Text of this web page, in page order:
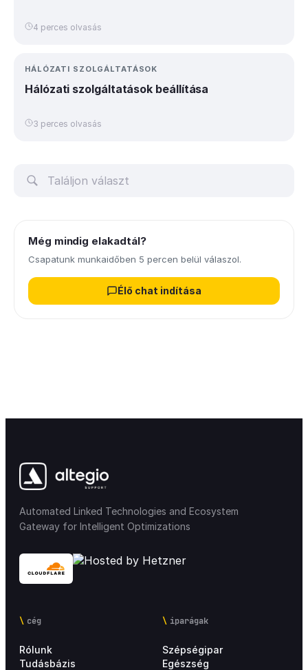
4 perces olvasás
HÁLÓZATI SZOLGÁLTATÁSOK
Hálózati szolgáltatások beállítása
3 perces olvasás
Még mindig elakadtál?
Csapatunk munkaidőben 5 percen belül válaszol.
Élő chat indítása
Automated Linked Technologies and Ecosystem
Gateway for Intelligent Optimizations
cég
Rólunk
Tudásbázis
iparágak
Szépségipar
Egészség